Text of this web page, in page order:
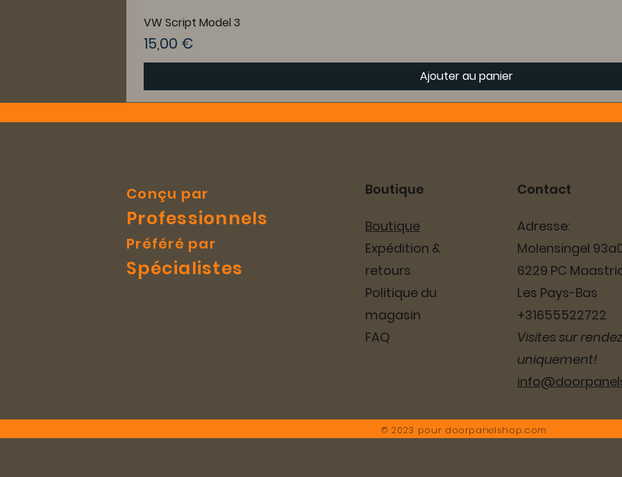
VW Script Model 3
Prix
15,00 €
Ajouter au panier
Conçu par
Professionnels
Préféré par
Spécialistes
Boutique
Boutique
Expédition &
retours
Politique du
magasin
FAQ
Contact
Adresse:
Molensingel
6229 PC
Les Pays-Bas
+31655522722
Visites sur
uniquement!
© 2023 pour doorpanelshop.com